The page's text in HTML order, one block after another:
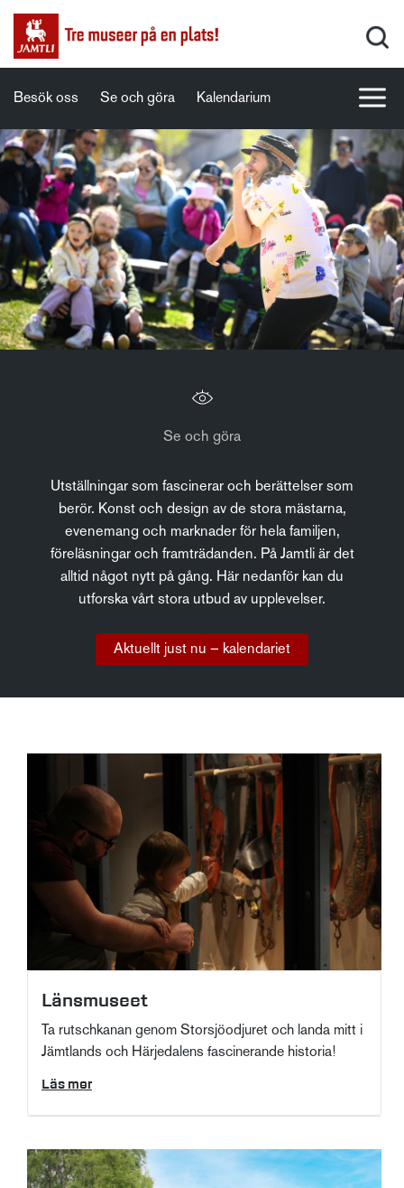
Besök oss Se och göra Kalendarium
Se och göra
Utställningar som fascinerar och berättelser som
berör. Konst och design av de stora mästarna,
evenemang och marknader för hela familjen,
föreläsningar och framträdanden. På Jamtli är det
alltid något nytt på gång. Här nedanför kan du
utforska vårt stora utbud av upplevelser.
Aktuellt just nu – kalendariet
Länsmuseet
Ta rutschkanan genom Storsjöodjuret och landa mitt i
Jämtlands och Härjedalens fascinerande historia!
Läs mer